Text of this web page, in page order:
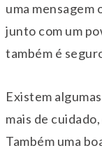
uma mensagem
junto com um
também é
Existem
mais de
Também uma